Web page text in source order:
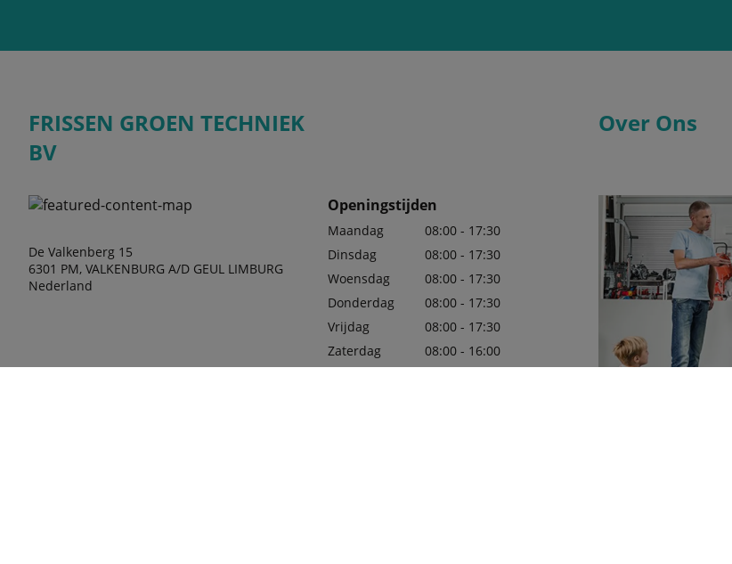
FRISSEN GROEN TECHNIEK
BV
De Valkenberg 15
6301 PM, VALKENBURG A/D GEUL LIMBURG
Nederland
Openingstijden
Maandag
08:00 - 17:30
Dinsdag
08:00 - 17:30
Woensdag
08:00 - 17:30
Donderdag
08:00 - 17:30
Vrijdag
08:00 - 17:30
Zaterdag
08:00 - 16:00
Over Ons